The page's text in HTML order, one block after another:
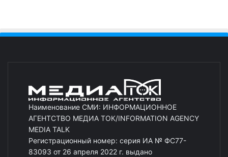
Наименование СМИ: ИНФОРМАЦИОННОЕ
АГЕНТСТВО МЕДИА ТОК/INFORMATION AGENCY
MEDIA TALK
Регистрационный номер: серия ИА № ФС77-
83093 от 26 апреля 2022 г. выдано